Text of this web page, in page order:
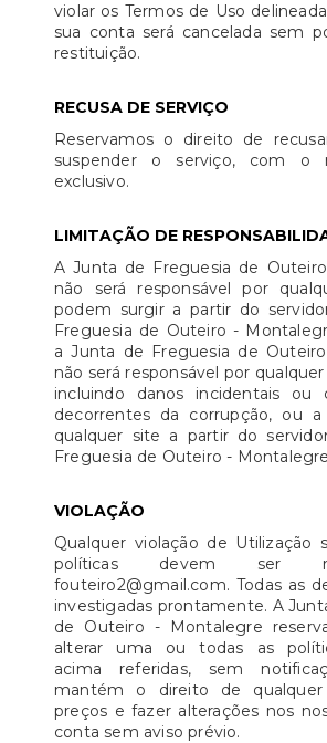
violar os Termos de Uso
sua conta será cancelada sem
restituição.
RECUSA DE SERVIÇO
Reservamos o direito de
suspender o serviço, com o
exclusivo.
LIMITAÇÃO DE
A Junta de Freguesia de
não será responsável por
podem surgir a partir do
Freguesia de Outeiro -
a Junta de Freguesia de
não será responsável por
incluindo danos incidentais ou
decorrentes da corrupção, ou a
qualquer site a partir do
Freguesia de Outeiro -
VIOLAÇÃO
Qualquer violação de Utilização
políticas devem ser
fouteiro2@gmail.com. Todas as
investigadas prontamente. A
de Outeiro - Montalegre
alterar uma ou todas as
acima referidas, sem
mantém o direito de
preços e fazer alterações nos
conta sem aviso prévio.